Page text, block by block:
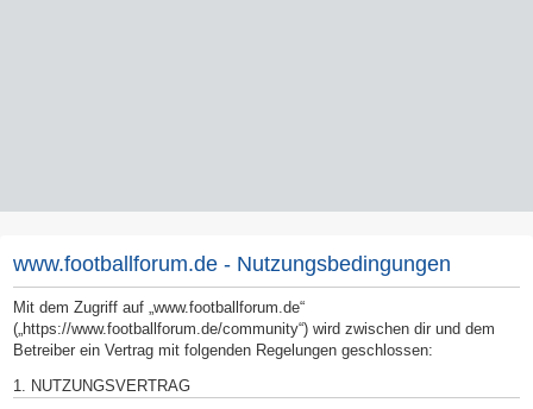
www.footballforum.de - Nutzungsbedingungen
Mit dem Zugriff auf „www.footballforum.de“
(„https://www.footballforum.de/community“) wird zwischen dir und dem
Betreiber ein Vertrag mit folgenden Regelungen geschlossen:
1. NUTZUNGSVERTRAG